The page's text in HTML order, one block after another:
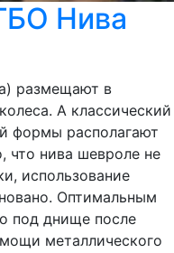
Нива
размещают в
А классический
формы располагают
что нива шевроле не
использование
Оптимальным
под днище после
металлического